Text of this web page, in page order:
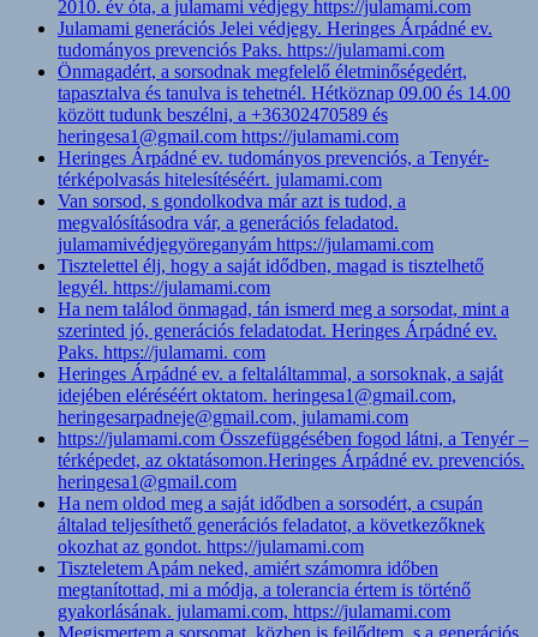
2010. év óta, a julamami védjegy https://julamami.com
Julamami generációs Jelei védjegy. Heringes Árpádné ev.
tudományos prevenciós Paks. https://julamami.com
Önmagadért, a sorsodnak megfelelő életminőségedért,
tapasztalva és tanulva is tehetnél. Hétköznap 09.00 és 14.00
között tudunk beszélni, a +36302470589 és
heringesa1@gmail.com https://julamami.com
Heringes Árpádné ev. tudományos prevenciós, a Tenyér-
térképolvasás hitelesítéséért. julamami.com
Van sorsod, s gondolkodva már azt is tudod, a
megvalósításodra vár, a generációs feladatod.
julamamivédjegyöreganyám https://julamami.com
Tisztelettel élj, hogy a saját idődben, magad is tisztelhető
legyél. https://julamami.com
Ha nem találod önmagad, tán ismerd meg a sorsodat, mint a
szerinted jó, generációs feladatodat. Heringes Árpádné ev.
Paks. https://julamami. com
Heringes Árpádné ev. a feltaláltammal, a sorsoknak, a saját
idejében eléréséért oktatom. heringesa1@gmail.com,
heringesarpadneje@gmail.com, julamami.com
https://julamami.com Összefüggésében fogod látni, a Tenyér –
térképedet, az oktatásomon.Heringes Árpádné ev. prevenciós.
heringesa1@gmail.com
Ha nem oldod meg a saját idődben a sorsodért, a csupán
általad teljesíthető generációs feladatot, a következőknek
okozhat az gondot. https://julamami.com
Tiszteletem Apám neked, amiért számomra időben
megtanítottad, mi a módja, a tolerancia értem is történő
gyakorlásának. julamami.com, https://julamami.com
Megismertem a sorsomat, közben is fejlődtem, s a generációs